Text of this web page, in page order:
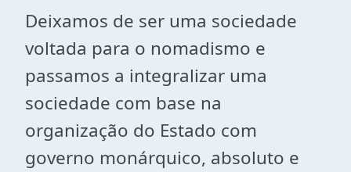
Deixamos de ser uma sociedade
voltada para o nomadismo e
passamos a integralizar uma
sociedade com base na
organização do Estado com
governo monárquico, absoluto e